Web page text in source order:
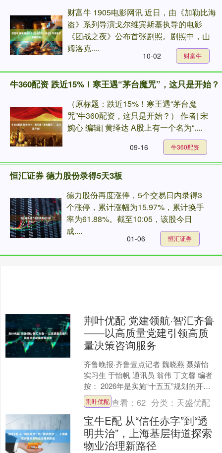
财富牛 1905电影网讯 近日，由《加勒比海
盗》系列导演戈尔维宾斯基执导的电影
《团战之夜》公布首张剧照。剧照中，山
姆洛克....
财富牛
10-02
牛360配资 跌近15%！寒王遇“茅台魔咒”，这只是开始？
（原标题：跌近15%！寒王遇“茅台魔
咒”牛360配资，这只是开始？） 作者| 宋
婉心 编辑| 黄绎达 A股上有一个名为“....
牛360配资
09-16
恒汇证券 德力股份录得5天3板
德力股份再度涨停，5个交易日内录得3
个涨停，累计涨幅为15.97%，累计换手
率为61.88%。截至10:05，该股今日
成....
恒汇证券
01-06
荆叶优配 党建领航·智汇齐鲁
——以高质量党建引领高质
量决策咨询服务
齐鲁晚报·齐鲁壹点记者 魏晓燕 聂婧怡
实习生 于怡帆 通讯员 翁伟 丁文馨 编者
按： 2026年是实施“十五五”规划的开局
之年，也是推动高质量发展的关键一
年。....
荆叶优配 查看：62 分类： 天盛优配
宝牛E配 从“信任赤字”到“透
明共治”，上海基层街道探索
物业治理新路径